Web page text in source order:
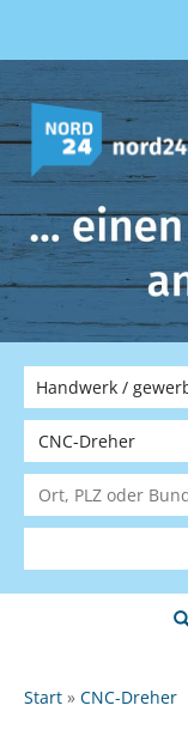
Start CNC-Dreher